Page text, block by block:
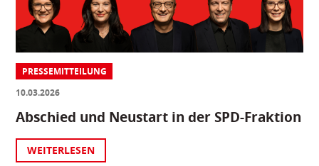
PRESSEMITTEILUNG
10.03.2026
Abschied und Neustart in der SPD-Fraktion
WEITERLESEN